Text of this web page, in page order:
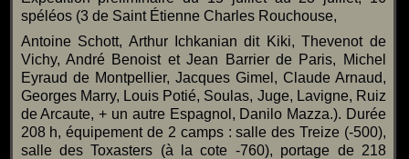
spéléos (3 de Saint Étienne Charles Rouchouse,
Antoine Schott, Arthur Ichkanian dit Kiki, Thevenot de
Vichy, André Benoist et Jean Barrier de Paris, Michel
Eyraud de Montpellier, Jacques Gimel, Claude Arnaud,
Georges Marry, Louis Potié, Soulas, Juge, Lavigne, Ruiz
de Arcaute, + un autre Espagnol, Danilo Mazza.). Durée
208 h, équipement de 2 camps : salle des Treize (-500),
salle des Toxasters (à la cote -760), portage de 218